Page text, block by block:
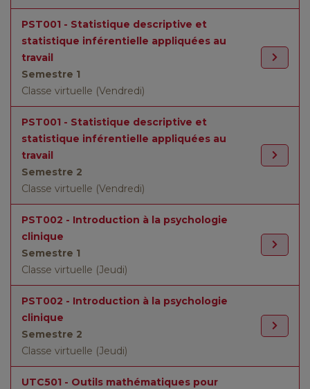
PST001 - Statistique descriptive et
statistique inférentielle appliquées au
travail
Semestre 1
Classe virtuelle (Vendredi)
PST001 - Statistique descriptive et
statistique inférentielle appliquées au
travail
Semestre 2
Classe virtuelle (Vendredi)
PST002 - Introduction à la psychologie
clinique
Semestre 1
Classe virtuelle (Jeudi)
PST002 - Introduction à la psychologie
clinique
Semestre 2
Classe virtuelle (Jeudi)
UTC501 - Outils mathématiques pour